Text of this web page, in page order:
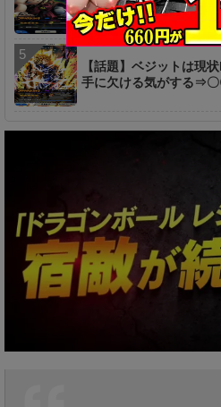
ボス候補もありえそう
【話題】ベジットは現
手に欠ける気がする⇒〇